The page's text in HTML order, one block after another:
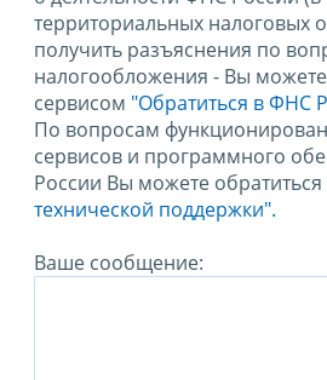
территориальных налоговых
получить разъяснения по
налогообложения - Вы можете
сервисом "Обратиться в ФНС
По вопросам
сервисов и программного
России Вы можете обратиться
технической поддержки".
Ваше сообщение: